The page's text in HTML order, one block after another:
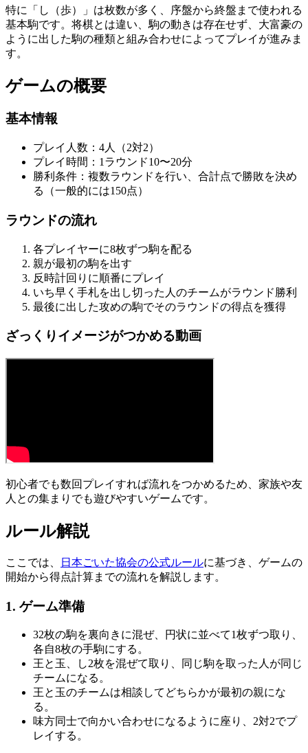
特に「し（歩）」は枚数が多く、序盤から終盤まで使われる
基本駒です。将棋とは違い、駒の動きは存在せず、大富豪の
ように出した駒の種類と組み合わせによってプレイが進みま
す。
ゲームの概要
基本情報
プレイ人数：4人（2対2）
プレイ時間：1ラウンド10〜20分
勝利条件：複数ラウンドを行い、合計点で勝敗を決め
る（一般的には150点）
ラウンドの流れ
各プレイヤーに8枚ずつ駒を配る
親が最初の駒を出す
反時計回りに順番にプレイ
いち早く手札を出し切った人のチームがラウンド勝利
最後に出した攻めの駒でそのラウンドの得点を獲得
ざっくりイメージがつかめる動画
初心者でも数回プレイすれば流れをつかめるため、家族や友
人との集まりでも遊びやすいゲームです。
ルール解説
ここでは、 日本ごいた協会の公式ルールに基づき、ゲームの
開始から得点計算までの流れを解説します。
1. ゲーム準備
32枚の駒を裏向きに混ぜ、円状に並べて1枚ずつ取り、
各自8枚の手駒にする。
王と玉、し2枚を混ぜて取り、同じ駒を取った人が同じ
チームになる。
王と玉のチームは相談してどちらかが最初の親にな
る。
味方同士で向かい合わせになるように座り、2対2でプ
レイする。